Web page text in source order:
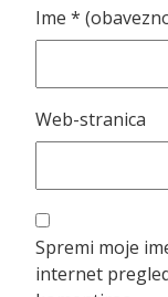
Ime *
Web-stranica
Spremi moje
internet